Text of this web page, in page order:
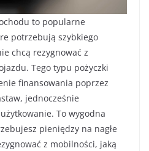
to popularne
potrzebują szybkiego
chcą rezygnować z
Tego typu pożyczki
finansowania poprzez
jednocześnie
To wygodna
pieniędzy na nagłe
z mobilności, jaką